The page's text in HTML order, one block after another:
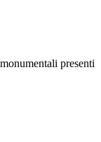
presenti